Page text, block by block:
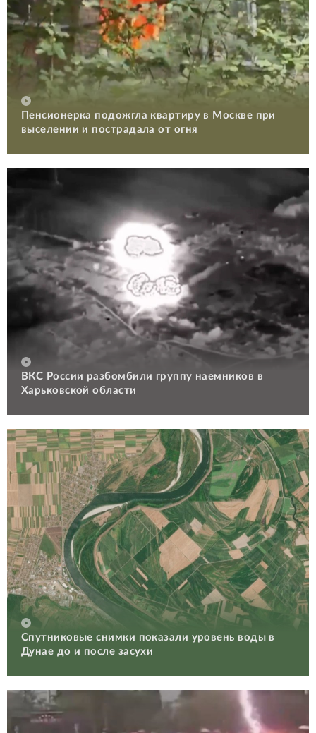
Пенсионерка подожгла квартиру в Москве при
выселении и пострадала от огня
ВКС России разбомбили группу наемников в
Харьковской области
Спутниковые снимки показали уровень воды в
Дунае до и после засухи